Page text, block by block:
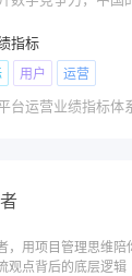
指标
用户 运营
，用项目管理思维陪
观点背后的底层逻辑